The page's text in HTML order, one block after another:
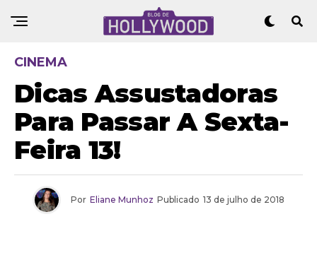
CINEMA
Dicas Assustadoras
Para Passar A Sexta-
Feira 13!
Por Eliane Munhoz Publicado 13 de julho de 2018